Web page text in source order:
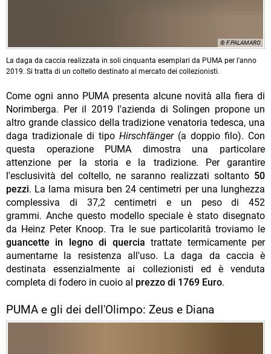
© F.PALAMARO
La daga da caccia realizzata in soli cinquanta esemplari da PUMA per l'anno
2019. Si tratta di un coltello destinato al mercato dei collezionisti.
Come ogni anno PUMA presenta alcune novità alla fiera di
Norimberga. Per il 2019 l'azienda di Solingen propone un
altro grande classico della tradizione venatoria tedesca, una
daga tradizionale di tipo Hirschfänger(a doppio filo). Con
questa operazione PUMA dimostra una particolare
attenzione per la storia e la tradizione. Per garantire
l'esclusività del coltello, ne saranno realizzati soltanto 50
pezzi. La lama misura ben 24 centimetri per una lunghezza
complessiva di 37,2 centimetri e un peso di 452
grammi. Anche questo modello speciale è stato disegnato
da Heinz Peter Knoop. Tra le sue particolarità troviamo le
guancette in legno di quercia trattate termicamente per
aumentarne la resistenza all'uso. La daga da caccia è
destinata essenzialmente ai collezionisti ed è venduta
completa di fodero in cuoio al prezzo di 1769 Euro.
PUMA e gli dei dell'Olimpo: Zeus e Diana